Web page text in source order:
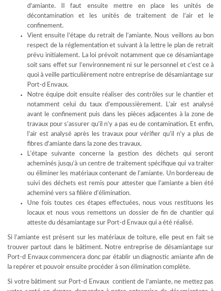
d’amiante. Il faut ensuite mettre en place les unités de
décontamination et les unités de traitement de l’air et le
confinement.
Vient ensuite l’étape du retrait de l’amiante. Nous veillons au bon
respect de la réglementation et suivant à la lettre le plan de retrait
prévu initialement. La loi prévoit notamment que ce désamiantage
soit sans effet sur l’environnement ni sur le personnel et c’est ce à
quoi à veille particulièrement notre entreprise de désamiantage sur
Port-d Envaux.
Notre équipe doit ensuite réaliser des contrôles sur le chantier et
notamment celui du taux d’empoussièrement. L’air est analysé
avant le confinement puis dans les pièces adjacentes à la zone de
travaux pour s’assurer qu’il n’y a pas eu de contamination. Et enfin,
l’air est analysé après les travaux pour vérifier qu’il n’y a plus de
fibres d’amiante dans la zone des travaux.
L’étape suivante concerne la gestion des déchets qui seront
acheminés jusqu’à un centre de traitement spécifique qui va traiter
ou éliminer les matériaux contenant de l’amiante. Un bordereau de
suivi des déchets est remis pour attester que l’amiante a bien été
acheminé vers sa filière d’élimination.
Une fois toutes ces étapes effectuées, nous vous restituons les
locaux et nous vous remettons un dossier de fin de chantier qui
atteste du désamiantage sur Port-d Envaux qui a été réalisé.
Si l’amiante est présent sur les matériaux de toiture, elle peut en fait se
trouver partout dans le bâtiment. Notre entreprise de désamiantage sur
Port-d Envaux commencera donc par établir un diagnostic amiante afin de
la repérer et pouvoir ensuite procéder à son élimination complète.
Si votre bâtiment sur Port-d Envaux contient de l’amiante, ne mettez pas